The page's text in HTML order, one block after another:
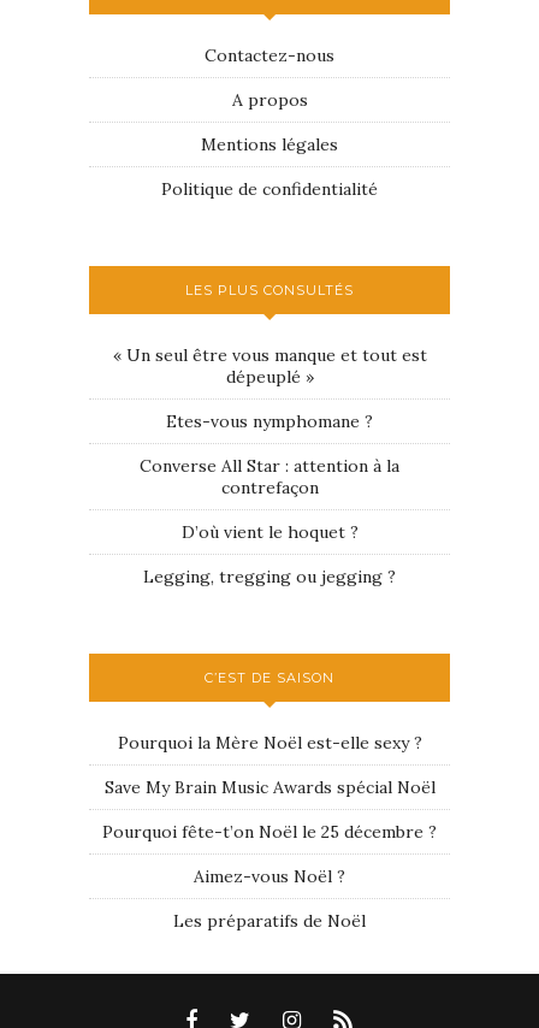
Contactez-nous
A propos
Mentions légales
Politique de confidentialité
LES PLUS CONSULTÉS
« Un seul être vous manque et tout est
dépeuplé »
Etes-vous nymphomane ?
Converse All Star : attention à la
contrefaçon
D’où vient le hoquet ?
Legging, tregging ou jegging ?
C’EST DE SAISON
Pourquoi la Mère Noël est-elle sexy ?
Save My Brain Music Awards spécial Noël
Pourquoi fête-t’on Noël le 25 décembre ?
Aimez-vous Noël ?
Les préparatifs de Noël